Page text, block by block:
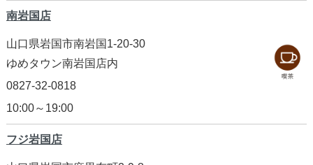
南岩国店
山口県岩国市南岩国1-20-30
ゆめタウン南岩国店内
0827-32-0818
10:00～19:00
フジ岩国店